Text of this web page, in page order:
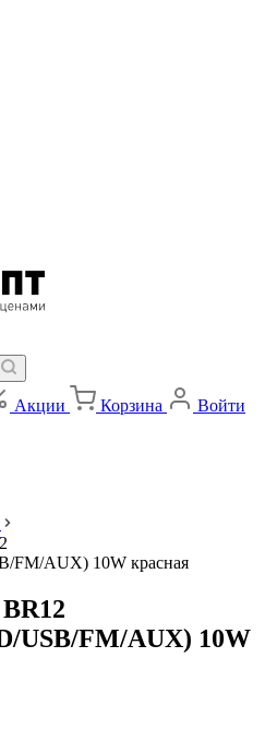
Акции Корзина Войти
FM/AUX) 10W красная
USB/FM/AUX) 10W